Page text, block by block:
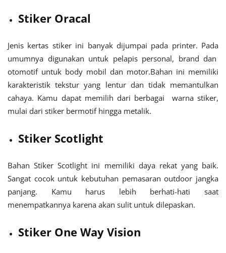
Stiker Oracal
Jenis kertas stiker ini banyak dijumpai pada printer. Pada
umumnya digunakan untuk pelapis personal, brand dan
otomotif untuk body mobil dan motor.Bahan ini memiliki
karakteristik tekstur yang lentur dan tidak memantulkan
cahaya. Kamu dapat memilih dari berbagai warna stiker,
mulai dari stiker bermotif hingga metalik.
Stiker Scotlight
Bahan Stiker Scotlight ini memiliki daya rekat yang baik.
Sangat cocok untuk kebutuhan pemasaran outdoor jangka
panjang. Kamu harus lebih berhati-hati saat
menempatkannya karena akan sulit untuk dilepaskan.
Stiker One Way Vision